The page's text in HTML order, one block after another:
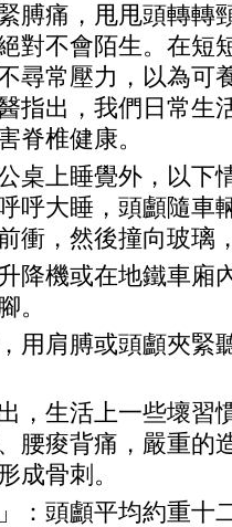
膊痛，甩甩頭轉轉
對不會陌生。在短
尋常壓力，以為可
指出，我們日常生
脊椎健康。
桌上睡覺外，以下
呼大睡，頭顱隨車
衝，然後撞向玻璃
降機或在地鐵車廂
。
用肩膊或頭顱夾緊
，生活上一些壞習
腰痠背痛，嚴重的
成骨刺。
：頭顱平均約重十